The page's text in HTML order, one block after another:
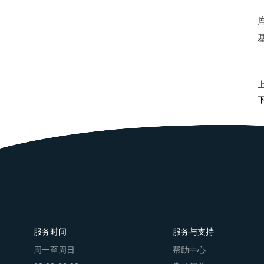
服务时间
周一至周日
服务与支持
帮助中心